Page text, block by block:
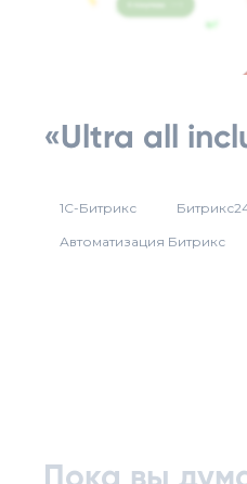
«Ultra all
1С-Битрикс
Автоматизация Битрикс
Пока вы